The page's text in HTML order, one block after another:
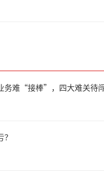
务的加速增
被任命
裁；Henri
同时继续
秘书长
难“接棒”，四大难关待